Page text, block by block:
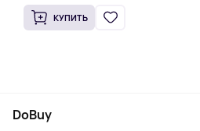
КУПИТЬ
DoBuy